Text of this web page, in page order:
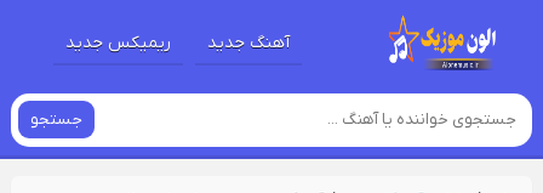
آهنگ جدید ریمیکس جدید
جستجو